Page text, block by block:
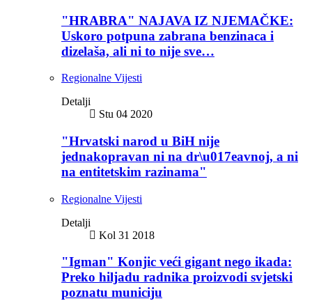
"HRABRA" NAJAVA IZ NJEMAČKE:
Uskoro potpuna zabrana benzinaca i
dizelaša, ali ni to nije sve…
Regionalne Vijesti
Detalji
Stu 04 2020
"Hrvatski narod u BiH nije
jednakopravan ni na dr\u017eavnoj, a ni
na entitetskim razinama"
Regionalne Vijesti
Detalji
Kol 31 2018
"Igman" Konjic veći gigant nego ikada:
Preko hiljadu radnika proizvodi svjetski
poznatu municiju